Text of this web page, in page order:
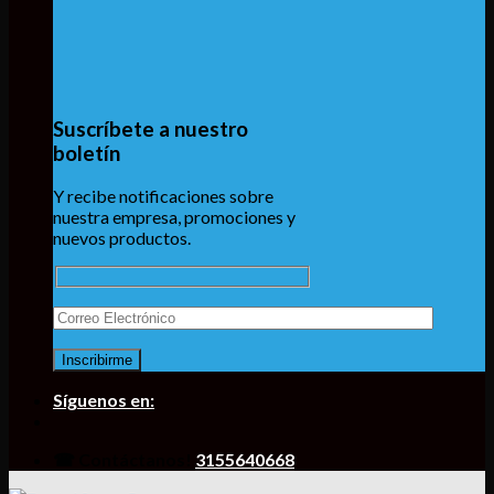
Suscríbete a nuestro
boletín
Y recibe notificaciones sobre
nuestra empresa, promociones y
nuevos productos.
Síguenos en:
3155640668